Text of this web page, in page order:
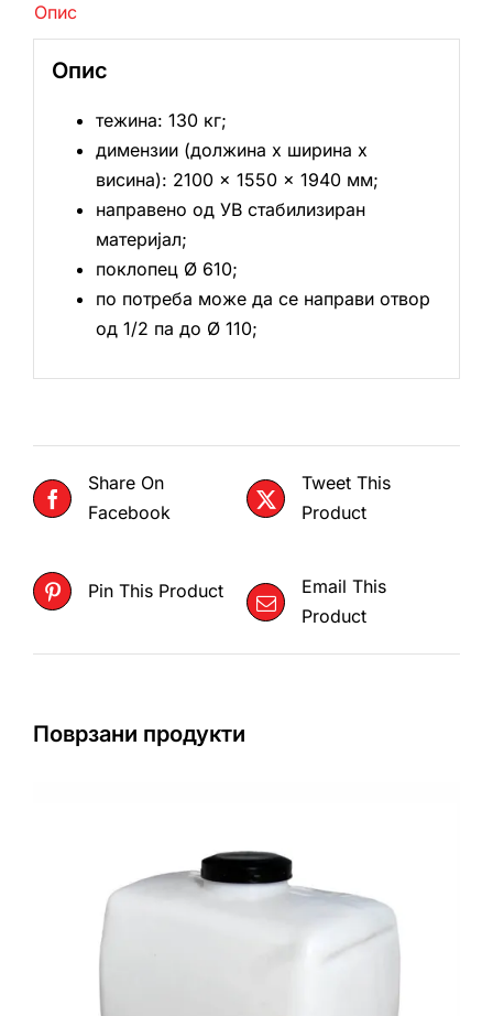
Опис
Опис
тежина: 130 кг;
димензии (должина х ширина х
висина): 2100 × 1550 × 1940 мм;
направено од УВ стабилизиран
материјал;
поклопец Ø 610;
по потреба може да се направи отвор
од 1/2 па до Ø 110;
Share On
Facebook
Tweet This
Product
Pin This Product
Email This
Product
Поврзани продукти